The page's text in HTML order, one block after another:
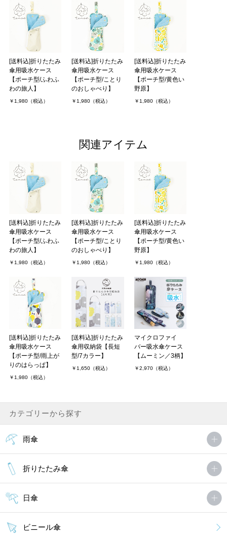
[送料込]折りたたみ
傘用吸水ケース
【ポーチ型/ふわふ
わの旅人】
￥1,980（税込）
[送料込]折りたたみ
傘用吸水ケース
【ポーチ型/ことり
のおしゃべり】
￥1,980（税込）
[送料込]折りたたみ
傘用吸水ケース
【ポーチ型/黄色い
野原】
￥1,980（税込）
関連アイテム
[送料込]折りたたみ
傘用吸水ケース
【ポーチ型/ふわふ
わの旅人】
￥1,980（税込）
[送料込]折りたたみ
傘用吸水ケース
【ポーチ型/ことり
のおしゃべり】
￥1,980（税込）
[送料込]折りたたみ
傘用吸水ケース
【ポーチ型/黄色い
野原】
￥1,980（税込）
[送料込]折りたたみ
傘用吸水ケース
【ポーチ型/雨上が
りのはらっぱ】
￥1,980（税込）
[送料込]折りたたみ
傘用収納袋【長短
型/7カラー】
￥1,650（税込）
マイクロファイ
バー吸水傘ケース
【ムーミン／3柄】
￥2,970（税込）
カテゴリーから探す
雨傘
折りたたみ傘
日傘
ビニール傘